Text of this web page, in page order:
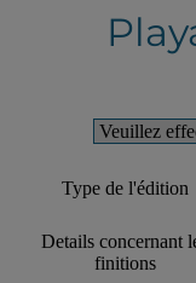
Type de l'édition
Details concernant
finitions